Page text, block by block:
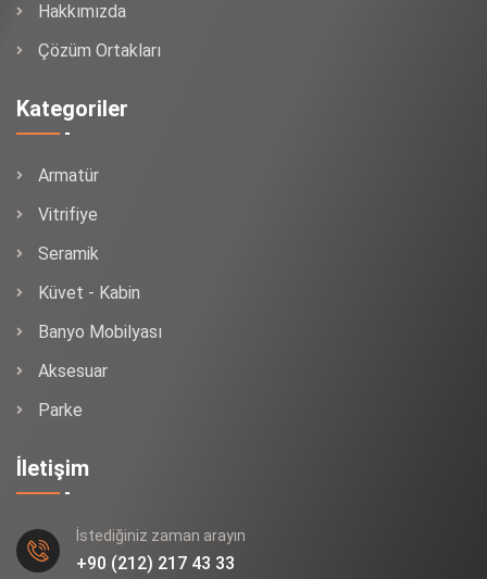
Hakkımızda
Çözüm Ortakları
Kategoriler
Armatür
Vitrifiye
Seramik
Küvet - Kabin
Banyo Mobilyası
Aksesuar
Parke
İletişim
İstediğiniz zaman arayın
+90 (212) 217 43 33